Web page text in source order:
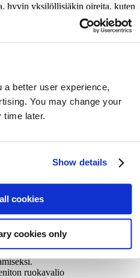
better user experience,
You may change your
time later.
Show details
cookies
cookies only
hyvin yksilöllisiäkin oireita, kuten
tai löysää ulostetta, vatsan
ja ilmavaivoja. Myös pahoinvointi,
vähäoireinen tai oireeton.
sekä oireeton, ja silti
sairaus, josta arvioiden
Useimmiten potilaat eivät osaa
keliakiaan, vaan oireiden
todetaan?
jossa ohutsuolen
madaltuminen ja kuopakkeiden
Sairautta voidaan etsiä myös
saatava keliakian pikatesti,
on positiivinen, pitää hakeutua
saamiseksi ja hoidon
ruokavalio